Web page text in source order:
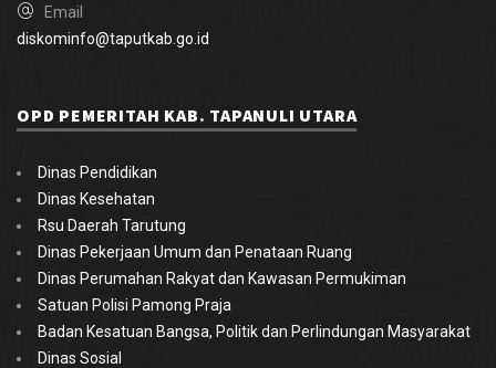
Email
diskominfo@taputkab.go.id
OPD PEMERITAH KAB. TAPANULI UTARA
Dinas Pendidikan
Dinas Kesehatan
Rsu Daerah Tarutung
Dinas Pekerjaan Umum dan Penataan Ruang
Dinas Perumahan Rakyat dan Kawasan Permukiman
Satuan Polisi Pamong Praja
Badan Kesatuan Bangsa, Politik dan Perlindungan Masyarakat
Dinas Sosial